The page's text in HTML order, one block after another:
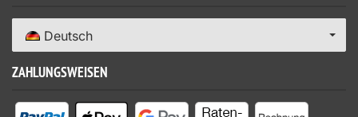
Deutsch
ZAHLUNGSWEISEN